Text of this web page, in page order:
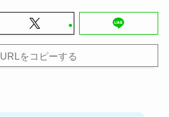
URLをコピーする